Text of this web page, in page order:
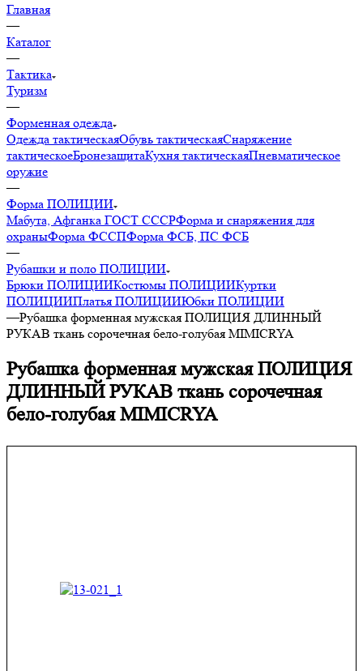
Главная
—
Каталог
—
Тактика
Туризм
—
Форменная одежда
Одежда тактическаяОбувь тактическаяСнаряжение
тактическоеБронезащитаКухня тактическаяПневматическое
оружие
—
Форма ПОЛИЦИИ
Мабута, Афганка ГОСТ СССРФорма и снаряжения для
охраныФорма ФССПФорма ФСБ, ПС ФСБ
—
Рубашки и поло ПОЛИЦИИ
Брюки ПОЛИЦИИКостюмы ПОЛИЦИИКуртки
ПОЛИЦИИПлатья ПОЛИЦИИЮбки ПОЛИЦИИ
—Рубашка форменная мужская ПОЛИЦИЯ ДЛИННЫЙ
РУКАВ ткань сорочечная бело-голубая MIMICRYA
Рубашка форменная мужская ПОЛИЦИЯ
ДЛИННЫЙ РУКАВ ткань сорочечная
бело-голубая MIMICRYA